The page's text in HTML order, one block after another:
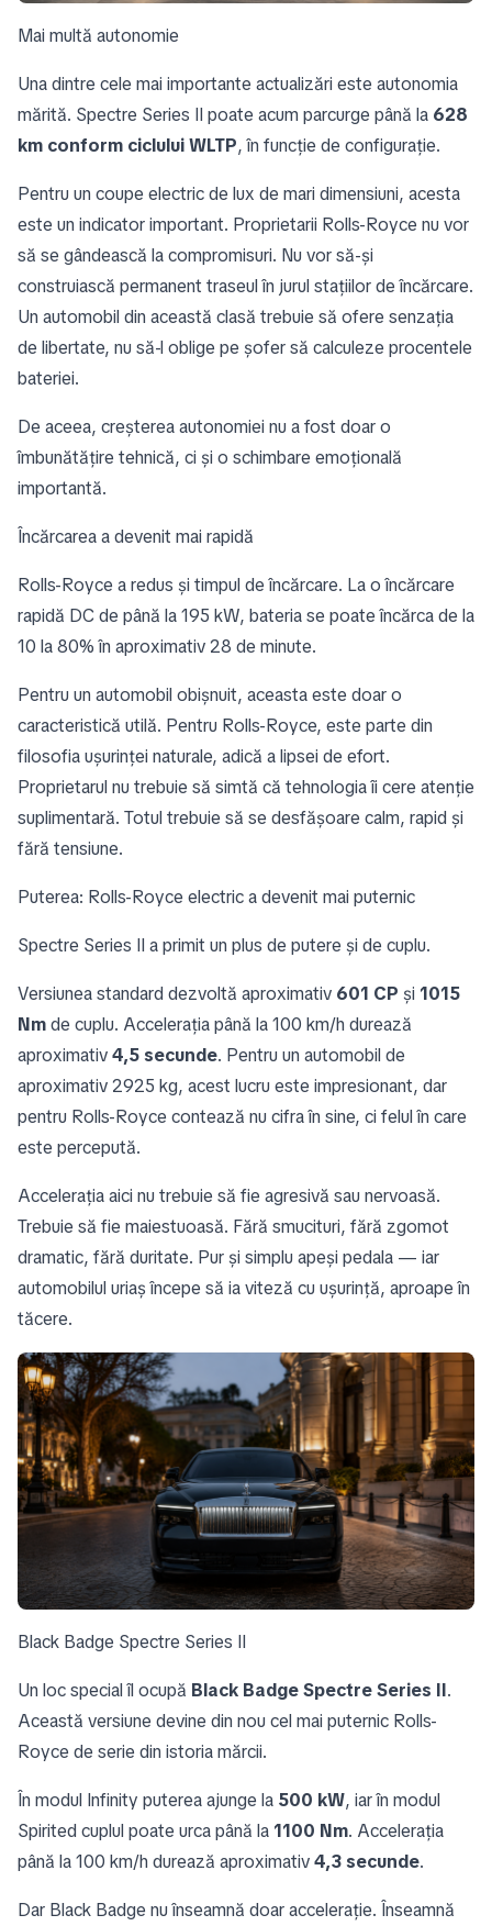
Mai multă autonomie
Una dintre cele mai importante actualizări este autonomia
mărită. Spectre Series II poate acum parcurge până la 628
km conform ciclului WLTP, în funcție de configurație.
Pentru un coupe electric de lux de mari dimensiuni, acesta
este un indicator important. Proprietarii Rolls-Royce nu vor
să se gândească la compromisuri. Nu vor să-și
construiască permanent traseul în jurul stațiilor de încărcare.
Un automobil din această clasă trebuie să ofere senzația
de libertate, nu să-l oblige pe șofer să calculeze procentele
bateriei.
De aceea, creșterea autonomiei nu a fost doar o
îmbunătățire tehnică, ci și o schimbare emoțională
importantă.
Încărcarea a devenit mai rapidă
Rolls-Royce a redus și timpul de încărcare. La o încărcare
rapidă DC de până la 195 kW, bateria se poate încărca de la
10 la 80% în aproximativ 28 de minute.
Pentru un automobil obișnuit, aceasta este doar o
caracteristică utilă. Pentru Rolls-Royce, este parte din
filosofia ușurinței naturale, adică a lipsei de efort.
Proprietarul nu trebuie să simtă că tehnologia îi cere atenție
suplimentară. Totul trebuie să se desfășoare calm, rapid și
fără tensiune.
Puterea: Rolls-Royce electric a devenit mai puternic
Spectre Series II a primit un plus de putere și de cuplu.
Versiunea standard dezvoltă aproximativ 601 CP și 1015
Nmde cuplu. Accelerația până la 100 km/h durează
aproximativ4,5 secunde. Pentru un automobil de
aproximativ 2925 kg, acest lucru este impresionant, dar
pentru Rolls-Royce contează nu cifra în sine, ci felul în care
este percepută.
Accelerația aici nu trebuie să fie agresivă sau nervoasă.
Trebuie să fie maiestuoasă. Fără smucituri, fără zgomot
dramatic, fără duritate. Pur și simplu apeși pedala — iar
automobilul uriaș începe să ia viteză cu ușurință, aproape în
tăcere.
Black Badge Spectre Series II
Un loc special îl ocupă Black Badge Spectre Series II.
Această versiune devine din nou cel mai puternic Rolls-
Royce de serie din istoria mărcii.
În modul Infinity puterea ajunge la 500 kW, iar în modul
Spirited cuplul poate urca până la 1100 Nm. Accelerația
până la 100 km/h durează aproximativ4,3 secunde.
Dar Black Badge nu înseamnă doar accelerație. Înseamnă